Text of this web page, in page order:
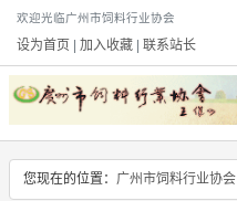
欢迎光临广州市饲料行业协会
设为首页 加入收藏 联系站长
您现在的位置： 广州市饲料行业协会